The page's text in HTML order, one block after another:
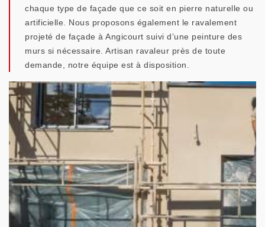
chaque type de façade que ce soit en pierre naturelle ou
artificielle. Nous proposons également le ravalement
projeté de façade à Angicourt suivi d’une peinture des
murs si nécessaire. Artisan ravaleur près de toute
demande, notre équipe est à disposition.